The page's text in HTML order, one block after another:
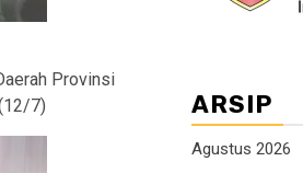
Provinsi
7)
ARSIP
Agustus 2026